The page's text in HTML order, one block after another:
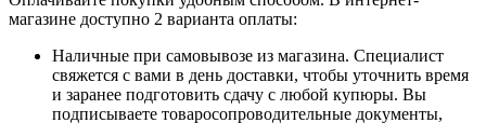
магазине доступно 2 варианта оплаты:
Наличные при самовывозе из магазина. Специалист
свяжется с вами в день доставки, чтобы уточнить время
и заранее подготовить сдачу с любой купюры. Вы
подписываете товаросопроводительные документы,